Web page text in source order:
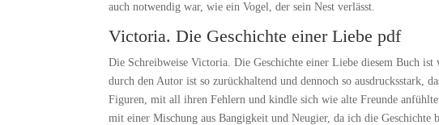
auch notwendig war, wie ein Vogel, der sein Nest verlässt.
Victoria. Die Geschichte einer Liebe pdf
Die Schreibweise Victoria. Die Geschichte einer Liebe diesem Buch
durch den Autor ist so zurückhaltend und dennoch so ausdrucksstark,
Figuren, mit all ihren Fehlern und kindle sich wie alte Freunde
mit einer Mischung aus Bangigkeit und Neugier, da ich die Geschichte